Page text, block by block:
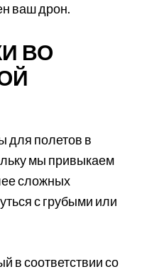
ваш дрон.
ВО
для полетов в
мы привыкаем
сложных
с грубыми или
в соответствии со